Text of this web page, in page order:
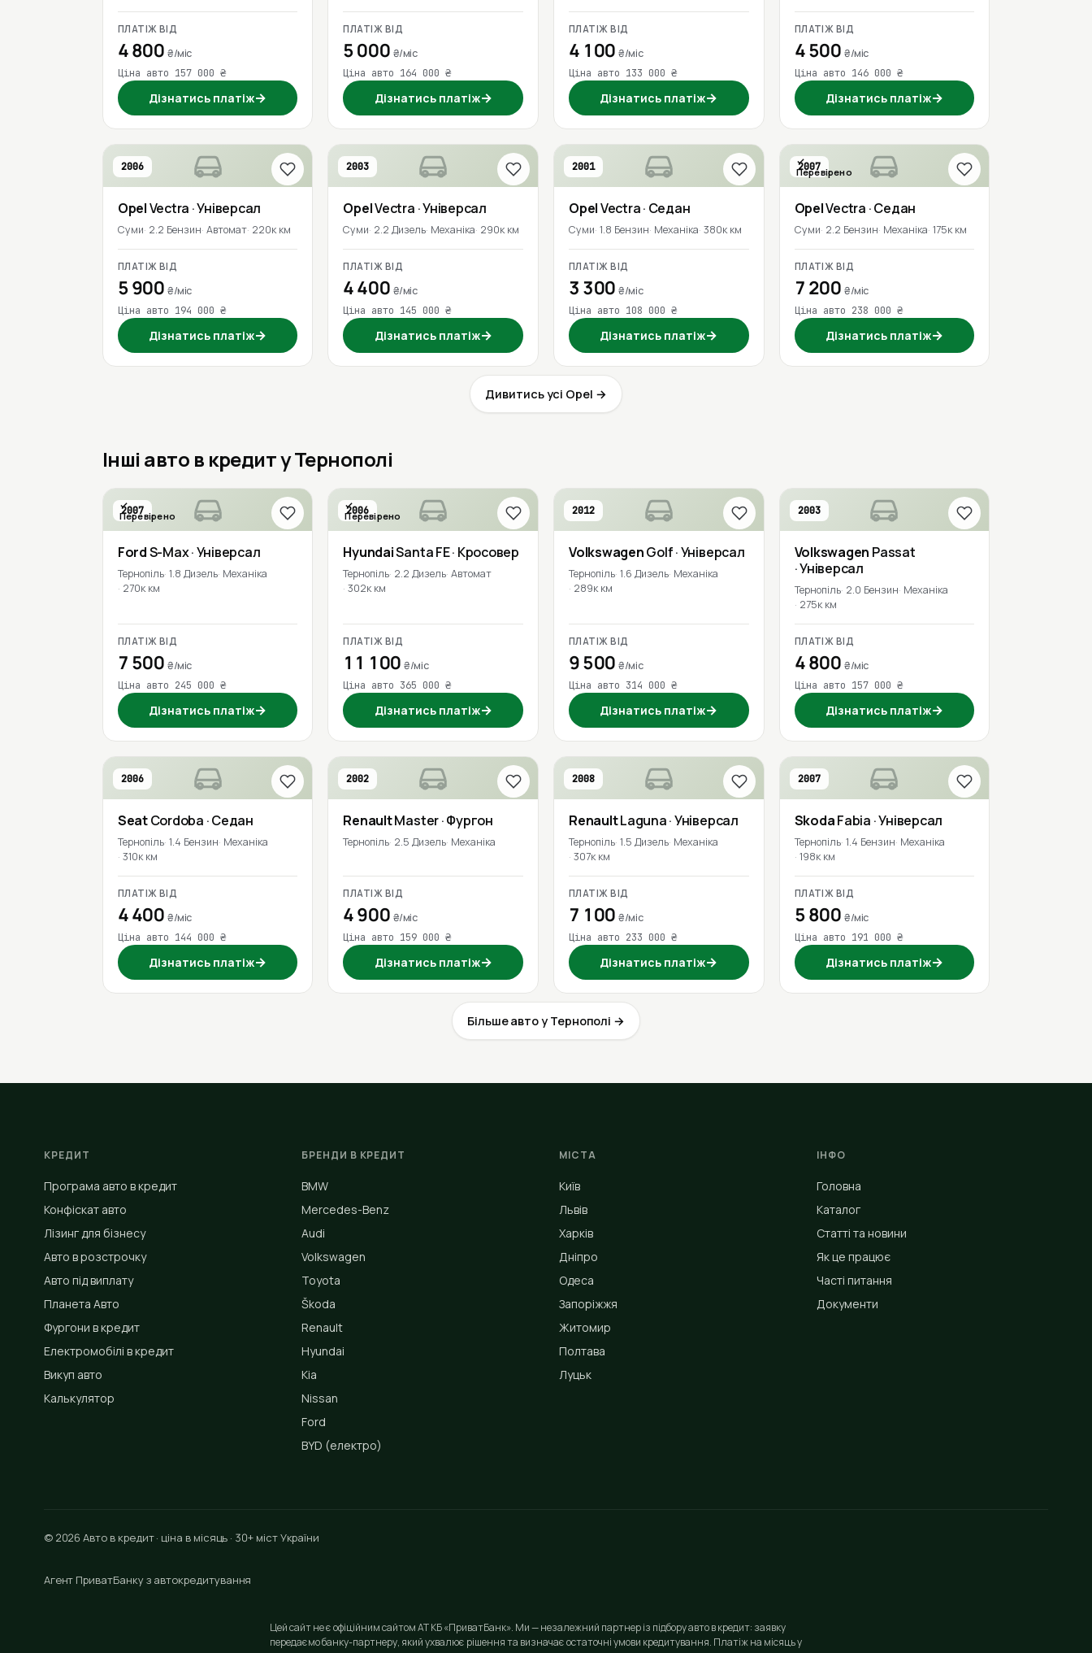
ПЛАТІЖ ВІД
4 800₴/міс
Ціна авто 157 000 ₴
Дізнатись платіж→
ПЛАТІЖ ВІД
5 000 ₴/міс
Ціна авто 164 000 ₴
Дізнатись платіж→
ПЛАТІЖ ВІД
4 100₴/міс
Ціна авто 133 000 ₴
Дізнатись платіж→
ПЛАТІЖ ВІД
4 500 ₴/міс
Ціна авто 146 000 ₴
Дізнатись платіж→
2006
OpelVectra · Універсал
Суми 2.2 Бензин Автомат 220к км
ПЛАТІЖ ВІД
5 900₴/міс
Ціна авто 194 000 ₴
Дізнатись платіж→
2003
OpelVectra · Універсал
Суми 2.2 Дизель Механіка 290к км
ПЛАТІЖ ВІД
4 400 ₴/міс
Ціна авто 145 000 ₴
Дізнатись платіж→
2001
OpelVectra· Седан
Суми 1.8 Бензин Механіка 380к км
ПЛАТІЖ ВІД
3 300₴/міс
Ціна авто 108 000 ₴
Дізнатись платіж→
2007
Перевірено
OpelVectra · Седан
Суми 2.2 Бензин Механіка 175к км
ПЛАТІЖ ВІД
7 200 ₴/міс
Ціна авто 238 000 ₴
Дізнатись платіж→
Дивитись усі Opel →
Інші авто в кредит у Тернополі
2007
Перевірено
FordS-Max· Універсал
Тернопіль 1.8 Дизель Механіка
270к км
ПЛАТІЖ ВІД
7 500₴/міс
Ціна авто 245 000 ₴
Дізнатись платіж→
2006
Перевірено
HyundaiSanta FE· Кросовер
Тернопіль 2.2 Дизель Автомат
302к км
ПЛАТІЖ ВІД
11 100₴/міс
Ціна авто 365 000 ₴
Дізнатись платіж→
2012
VolkswagenGolf· Універсал
Тернопіль 1.6 Дизель Механіка
289к км
ПЛАТІЖ ВІД
9 500₴/міс
Ціна авто 314 000 ₴
Дізнатись платіж→
2003
Volkswagen Passat
· Універсал
Тернопіль 2.0 Бензин Механіка
275к км
ПЛАТІЖ ВІД
4 800 ₴/міс
Ціна авто 157 000 ₴
Дізнатись платіж→
2006
SeatCordoba · Седан
Тернопіль 1.4 Бензин Механіка
310к км
ПЛАТІЖ ВІД
4 400₴/міс
Ціна авто 144 000 ₴
Дізнатись платіж→
2002
RenaultMaster· Фургон
Тернопіль 2.5 Дизель Механіка
ПЛАТІЖ ВІД
4 900 ₴/міс
Ціна авто 159 000 ₴
Дізнатись платіж→
2008
RenaultLaguna· Універсал
Тернопіль 1.5 Дизель Механіка
307к км
ПЛАТІЖ ВІД
7 100₴/міс
Ціна авто 233 000 ₴
Дізнатись платіж→
2007
SkodaFabia · Універсал
Тернопіль 1.4 Бензин Механіка
198к км
ПЛАТІЖ ВІД
5 800 ₴/міс
Ціна авто 191 000 ₴
Дізнатись платіж→
Більше авто у Тернополі →
КРЕДИТ
Програма авто в кредит
Конфіскат авто
Лізинг для бізнесу
Авто в розстрочку
Авто під виплату
Планета Авто
Фургони в кредит
Електромобілі в кредит
Викуп авто
Калькулятор
БРЕНДИ В КРЕДИТ
BMW
Mercedes-Benz
Audi
Volkswagen
Toyota
Škoda
Renault
Hyundai
Kia
Nissan
Ford
BYD (електро)
МІСТА
Київ
Львів
Харків
Дніпро
Одеса
Запоріжжя
Житомир
Полтава
Луцьк
ІНФО
Головна
Каталог
Статті та новини
Як це працює
Часті питання
Документи
© 2026 Авто в кредит · ціна в місяць · 30+ міст України
Агент ПриватБанку з автокредитування
Цей сайт не є офіційним сайтом АТ КБ «ПриватБанк». Ми — незалежний партнер із підбору авто в кредит: заявку
передаємо банку-партнеру, який ухвалює рішення та визначає остаточні умови кредитування. Платіж на місяць у